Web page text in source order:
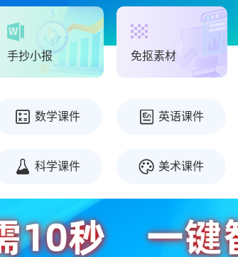
手抄小报 免抠素材
数学课件 英语课件
科学课件 美术课件